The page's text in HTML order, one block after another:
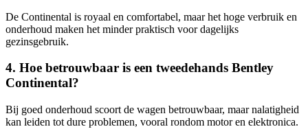
De Continental is royaal en comfortabel, maar het hoge verbruik en
onderhoud maken het minder praktisch voor dagelijks
gezinsgebruik.
4. Hoe betrouwbaar is een tweedehands Bentley
Continental?
Bij goed onderhoud scoort de wagen betrouwbaar, maar nalatigheid
kan leiden tot dure problemen, vooral rondom motor en elektronica.